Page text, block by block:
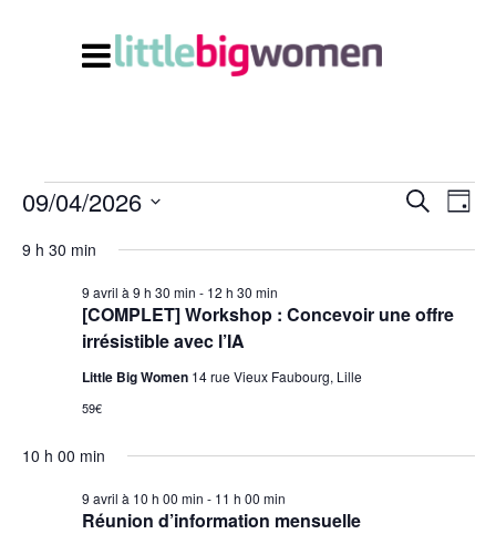
Évènements
for
2026
Recherche
de
Jour
09/04/2026
9 h 30 min
[COMPLET] Workshop : Concevoir une offre
irrésistible avec l’IA
9 avril à 9 h 30 min - 12 h 30 min
Little Big Women 14 rue Vieux Faubourg, Lille
59€
10 h 00 min
Réunion d’information mensuelle
9 avril à 10 h 00 min - 11 h 00 min